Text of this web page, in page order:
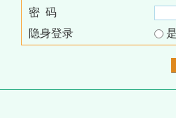
密 码
隐身登录